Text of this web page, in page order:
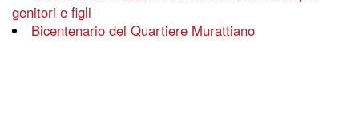
genitori e figli
Bicentenario del Quartiere Murattiano